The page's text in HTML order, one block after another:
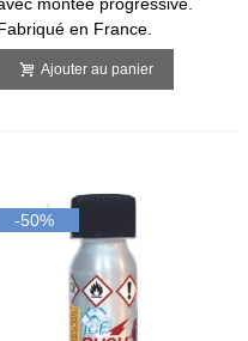
en France.
Ajouter au panier
-50%